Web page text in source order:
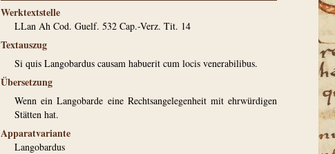
Werktextstelle
LLan Ah Cod. Guelf. 532 Cap.-Verz. Tit. 14
Textauszug
Si quis Langobardus causam habuerit cum locis venerabilibus.
Übersetzung
Wenn ein Langobarde eine Rechtsangelegenheit mit ehrwürdigen
Stätten hat.
Apparatvariante
Langobardus